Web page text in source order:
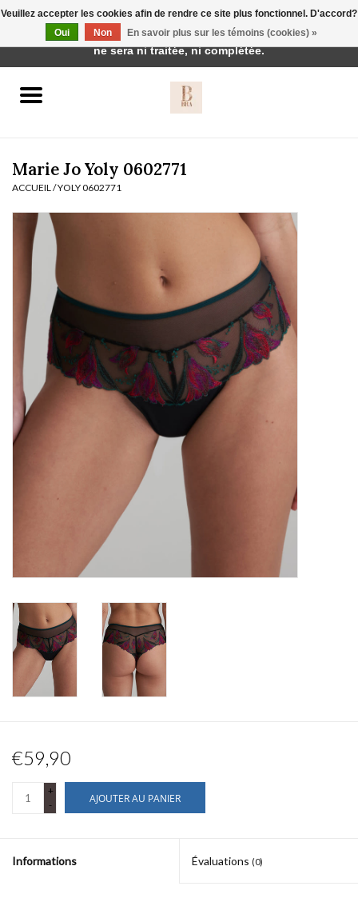
vêtements de nuit
Réduction
Homewear
Badmode
Lingerie-accessoires
Cartes-cadeaux
Marie Jo Yoly 0602771
ACCUEIL /YOLY 0602771
€59,90
+
-
AJOUTER AU PANIER
Informations Évaluations (0)
Veuillez accepter les cookies afin de rendre ce site plus fonctionnel. D'accord?
Oui
Non En savoir plus sur les témoins (cookies) »
Cette boutique est en construction. Toute commande passée
ne sera ni traitée, ni complétée.